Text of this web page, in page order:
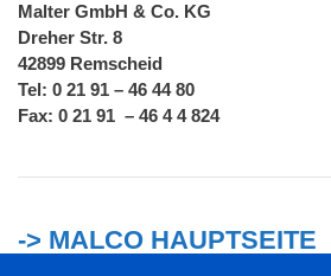
Malter GmbH & Co. KG
Dreher Str. 8
42899 Remscheid
Tel: 0 21 91 – 46 44 80
Fax: 0 21 91 – 46 4 4 824
-> MALCO HAUPTSEITE